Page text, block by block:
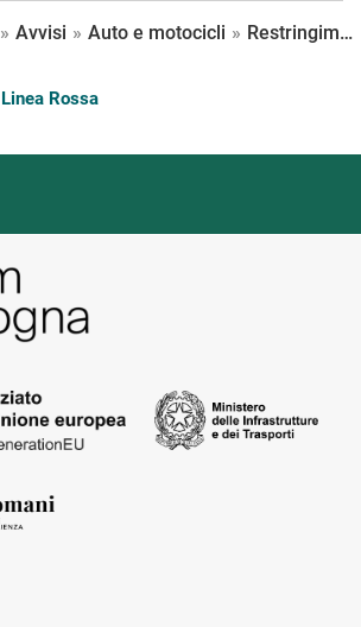
» Avvisi » Auto e motocicli » Restringimento di carreggiata in via Emilia Ponente, tra il Pontelungo e via Angelo Pió, con il mantenimento di una corsia a senso unico verso il centro
Linea Rossa